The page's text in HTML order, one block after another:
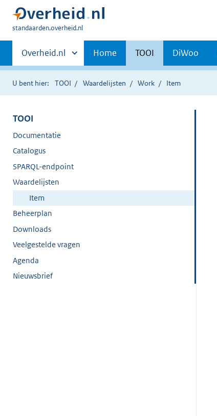
U
hier:
standaarden.overheid.nl
Primaire
navigatie
Andere
sites
binnen
Overheid.nl Home TOOI DiWoo
U bent hier: TOOI Waardelijsten Work Item
TOOI
Documentatie
Catalogus
SPARQL-endpoint
Waardelijsten
Item
Beheerplan
Downloads
Veelgestelde vragen
Agenda
Nieuwsbrief